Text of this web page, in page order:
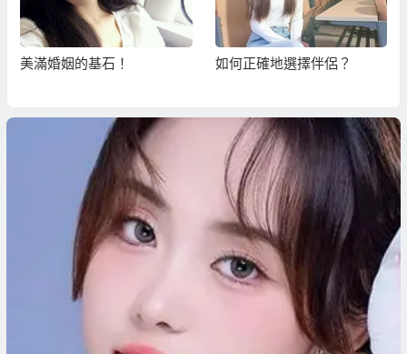
美滿婚姻的基石！ 如何正確地選擇伴侶？